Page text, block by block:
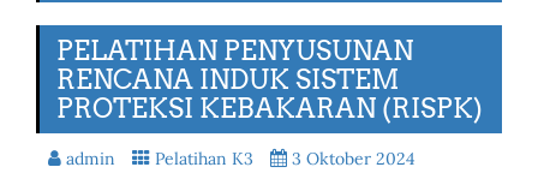
PELATIHAN PENYUSUNAN
RENCANA INDUK SISTEM
PROTEKSI KEBAKARAN (RISPK)
admin Pelatihan K3 3 Oktober 2024